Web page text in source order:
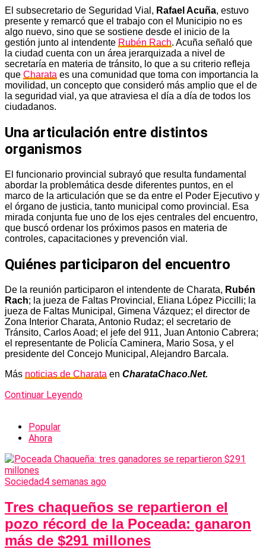
El subsecretario de Seguridad Vial, Rafael Acuña, estuvo
presente y remarcó que el trabajo con el Municipio no es
algo nuevo, sino que se sostiene desde el inicio de la
gestión junto al intendente Rubén Rach. Acuña señaló que
la ciudad cuenta con un área jerarquizada a nivel de
secretaría en materia de tránsito, lo que a su criterio refleja
que Charata es una comunidad que toma con importancia la
movilidad, un concepto que consideró más amplio que el de
la seguridad vial, ya que atraviesa el día a día de todos los
ciudadanos.
Una articulación entre distintos
organismos
El funcionario provincial subrayó que resulta fundamental
abordar la problemática desde diferentes puntos, en el
marco de la articulación que se da entre el Poder Ejecutivo y
el órgano de justicia, tanto municipal como provincial. Esa
mirada conjunta fue uno de los ejes centrales del encuentro,
que buscó ordenar los próximos pasos en materia de
controles, capacitaciones y prevención vial.
Quiénes participaron del encuentro
De la reunión participaron el intendente de Charata, Rubén
Rach; la jueza de Faltas Provincial, Eliana López Piccilli; la
jueza de Faltas Municipal, Gimena Vázquez; el director de
Zona Interior Charata, Antonio Rudaz; el secretario de
Tránsito, Carlos Aoad; el jefe del 911, Juan Antonio Cabrera;
el representante de Policía Caminera, Mario Sosa, y el
presidente del Concejo Municipal, Alejandro Barcala.
Más noticias de Charata en CharataChaco.Net.
Continuar Leyendo
Popular
Ahora
Sociedad4 semanas ago
Tres chaqueños se repartieron el
pozo récord de la Poceada: ganaron
más de $291 millones